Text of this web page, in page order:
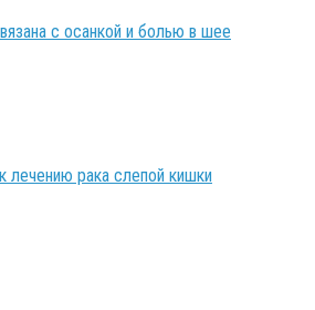
с осанкой и болью в шее
рака слепой кишки